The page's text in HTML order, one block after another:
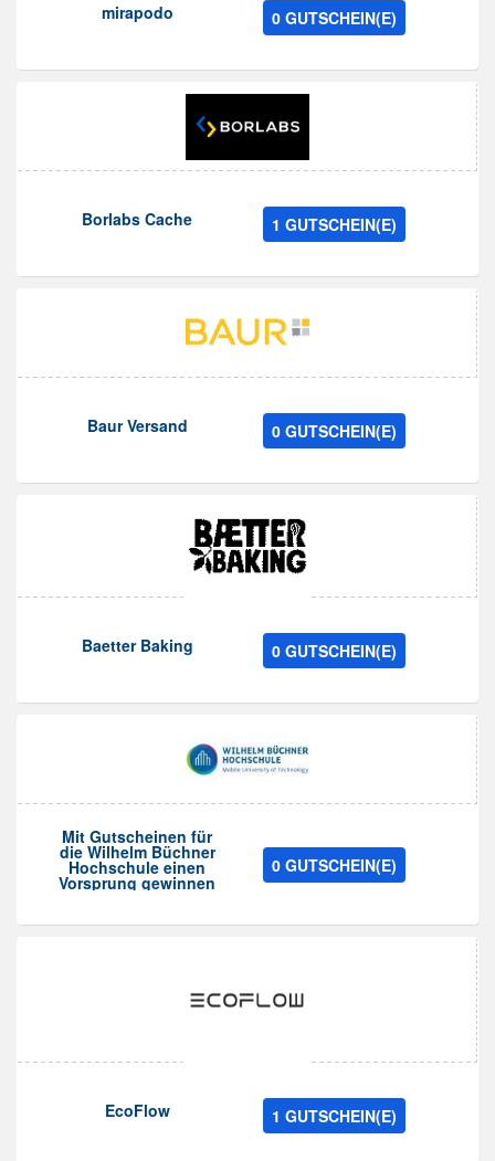
mirapodo 0 GUTSCHEIN(E)
Borlabs Cache 1 GUTSCHEIN(E)
Baur Versand 0 GUTSCHEIN(E)
Baetter Baking 0 GUTSCHEIN(E)
Mit Gutscheinen für
die Wilhelm Büchner
Hochschule einen
Vorsprung gewinnen
0 GUTSCHEIN(E)
EcoFlow 1 GUTSCHEIN(E)